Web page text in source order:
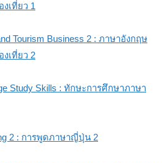
เที่ยว 1
Tourism Business 2 : ภาษาอังกฤษ
เที่ยว 2
Study Skills : ทักษะการศึกษาภาษา
2 : การพูดภาษาญี่ปุ่น 2